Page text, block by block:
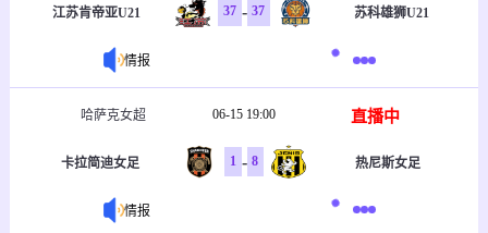
江苏肯帝亚U21 37 - 37 苏科雄狮U21
情报
哈萨克女超 06-15 19:00 直播中
卡拉简迪女足 1 - 8 热尼斯女足
情报